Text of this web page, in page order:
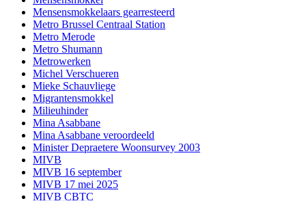
Mensensmokkelaars gearresteerd
Metro Brussel Centraal Station
Metro Merode
Metro Shumann
Metrowerken
Michel Verschueren
Mieke Schauvliege
Migrantensmokkel
Milieuhinder
Mina Asabbane
Mina Asabbane veroordeeld
Minister Depraetere Woonsurvey 2003
MIVB
MIVB 16 september
MIVB 17 mei 2025
MIVB CBTC